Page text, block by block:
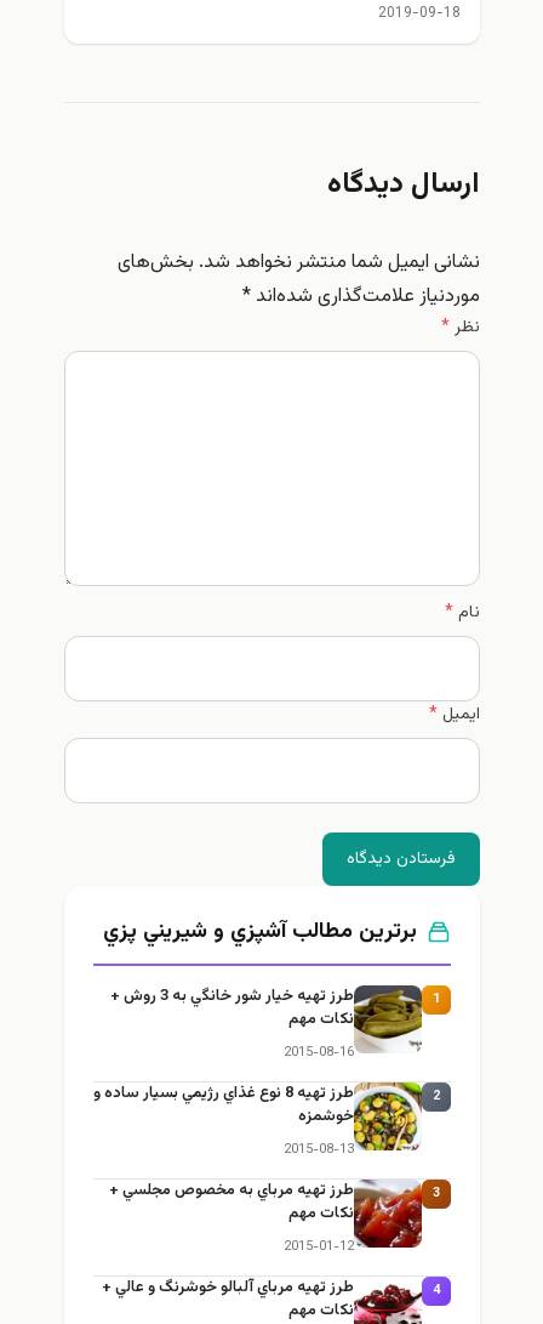
2019-09-18
ارسال دیدگاه
نشانی ایمیل شما منتشر نخواهد شد. بخش‌های
موردنیاز علامت‌گذاری شده‌اند*
نظر*
نام*
ایمیل*
فرستادن دیدگاه
برترین مطالب آشپزي و شيريني پزي
1
طرز تهيه خیار شور خانگي به 3 روش +
نكات مهم
2015-08-16
2
طرز تهيه 8 نوع غذاي رژيمي بسيار ساده و
خوشمزه
2015-08-13
3
طرز تهيه مرباي به مخصوص مجلسي +
نكات مهم
2015-01-12
4
طرز تهيه مرباي آلبالو خوشرنگ و عالي +
نكات مهم